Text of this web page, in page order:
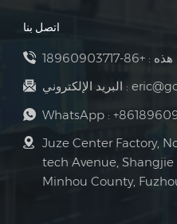
اتصل بنا
هذه :+86-18960903717
البريد الإلكتروني :
WhatsApp :
Juze Center Factory,
tech Avenue, Shangjie
Minhou County,